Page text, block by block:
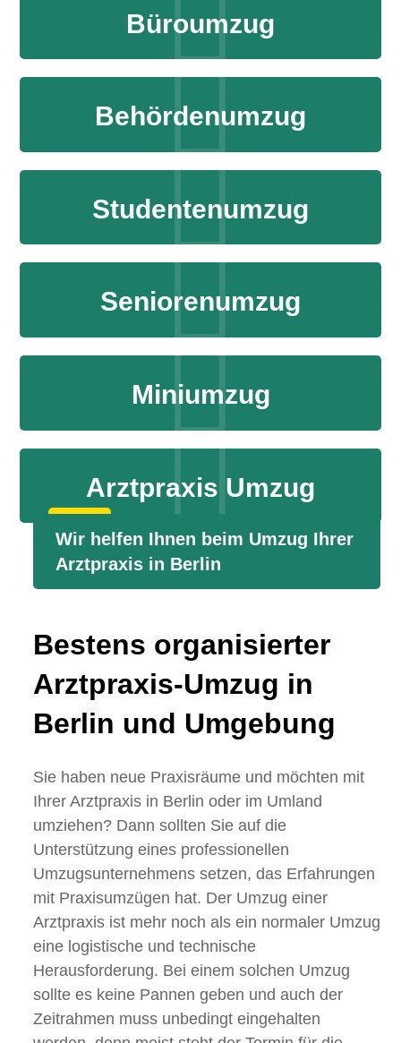
Büroumzug
Behördenumzug
Studentenumzug
Seniorenumzug
Miniumzug
Arztpraxis Umzug
Wir helfen Ihnen beim Umzug Ihrer
Arztpraxis in Berlin
Bestens organisierter
Arztpraxis-Umzug in
Berlin und Umgebung
Sie haben neue Praxisräume und möchten mit
Ihrer Arztpraxis in Berlin oder im Umland
umziehen? Dann sollten Sie auf die
Unterstützung eines professionellen
Umzugsunternehmens setzen, das Erfahrungen
mit Praxisumzügen hat. Der Umzug einer
Arztpraxis ist mehr noch als ein normaler Umzug
eine logistische und technische
Herausforderung. Bei einem solchen Umzug
sollte es keine Pannen geben und auch der
Zeitrahmen muss unbedingt eingehalten